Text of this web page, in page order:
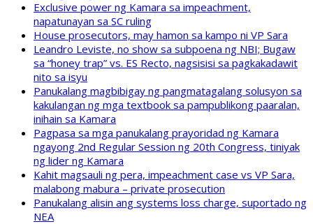
Exclusive power ng Kamara sa impeachment,
napatunayan sa SC ruling
House prosecutors, may hamon sa kampo ni VP Sara
Leandro Leviste, no show sa subpoena ng NBI; Bugaw
sa “honey trap” vs. ES Recto, nagsisisi sa pagkakadawit
nito sa isyu
Panukalang magbibigay ng pangmatagalang solusyon sa
kakulangan ng mga textbook sa pampublikong paaralan,
inihain sa Kamara
Pagpasa sa mga panukalang prayoridad ng Kamara
ngayong 2nd Regular Session ng 20th Congress, tiniyak
ng lider ng Kamara
Kahit magsauli ng pera, impeachment case vs VP Sara,
malabong mabura – private prosecution
Panukalang alisin ang systems loss charge, suportado ng
NEA